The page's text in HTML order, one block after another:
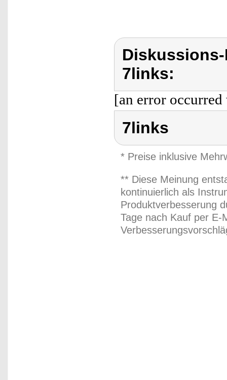
7links:
[an error
7links
* Preise inklusive
** Diese Meinung
kontinuierlich als
Produktverbesserung
Tage nach Kauf per E-